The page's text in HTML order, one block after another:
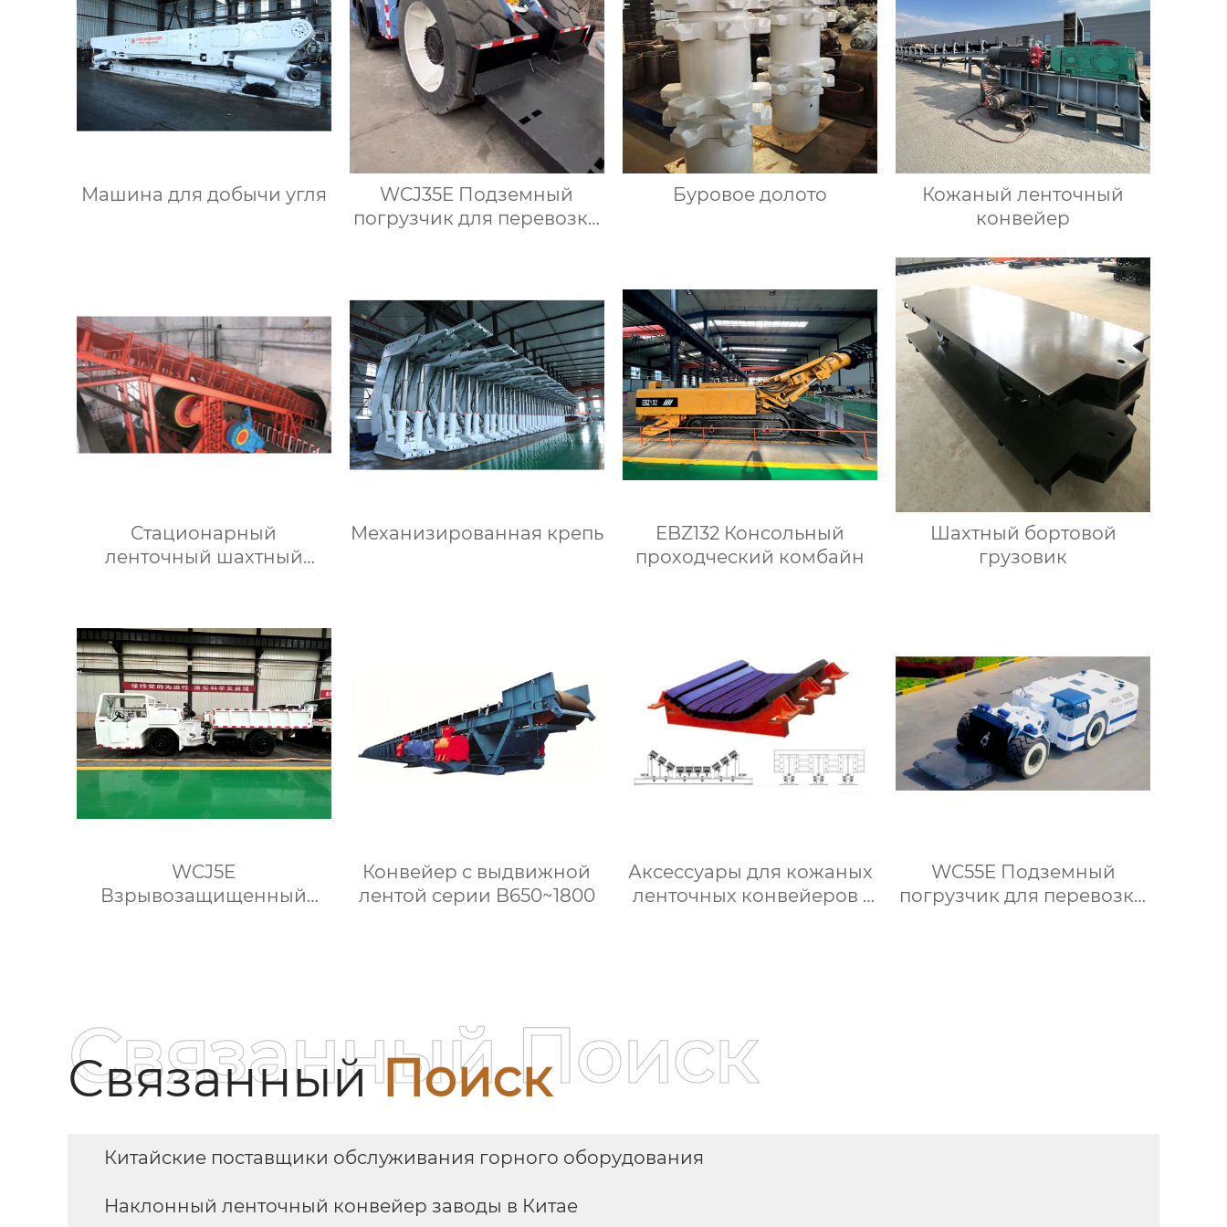
Машина для добычи угля
WCJ35E Подземный
погрузчик для перевозки
Буровое долото
Кожаный ленточный
конвейер
Стационарный
ленточный шахтный
Механизированная крепь
EBZ132 Консольный
проходческий комбайн
Шахтный бортовой
грузовик
WCJ5E
Взрывозащищенный
Конвейер с выдвижной
лентой серии B650~1800
Аксессуары для кожаных
ленточных конвейеров ·
WC55E Подземный
погрузчик для перевозки
СвязанныйПоиск
Связанный Поиск
Китайские поставщики обслуживания горного оборудования
Наклонный ленточный конвейер заводы в Китае